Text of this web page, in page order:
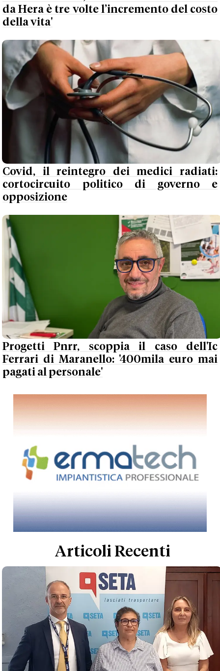
da Hera è tre volte l’incremento del costo
della vita'
Covid, il reintegro dei medici radiati:
cortocircuito politico di governo e
opposizione
Progetti Pnrr, scoppia il caso dell'Ic
Ferrari di Maranello: '400mila euro mai
pagati al personale'
Articoli Recenti